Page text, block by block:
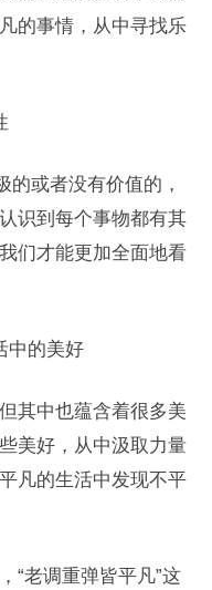
的事情，从中寻找乐
的或者没有价值的，
识到每个事物都有其
们才能更加全面地看
中的美好
其中也蕴含着很多美
美好，从中汲取力量
凡的生活中发现不平
“老调重弹皆平凡”这